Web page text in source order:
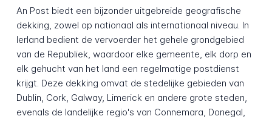
An Post biedt een bijzonder uitgebreide geografische
dekking, zowel op nationaal als internationaal niveau. In
Ierland bedient de vervoerder het gehele grondgebied
van de Republiek, waardoor elke gemeente, elk dorp en
elk gehucht van het land een regelmatige postdienst
krijgt. Deze dekking omvat de stedelijke gebieden van
Dublin, Cork, Galway, Limerick en andere grote steden,
evenals de landelijke regio's van Connemara, Donegal,